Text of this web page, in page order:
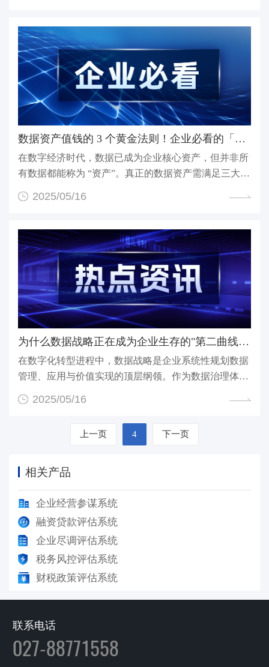
数据资产值钱的 3 个黄金法则！企业必看的「数据生金」...
在数字经济时代，数据已成为企业核心资产，但并非所
有数据都能称为 “资产”。真正的数据资产需满足三大硬
2025/05/16
为什么数据战略正在成为企业生存的"第二曲线"？
在数字化转型进程中，数据战略是企业系统性规划数据
管理、应用与价值实现的顶层纲领。作为数据治理体系
2025/05/16
上一页 4 下一页
相关产品
企业经营参谋系统
融资贷款评估系统
企业尽调评估系统
税务风控评估系统
财税政策评估系统
联系电话
027-88771558